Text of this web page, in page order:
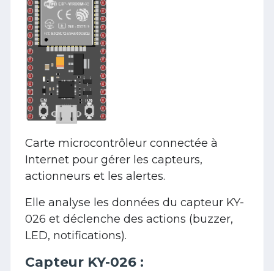
Carte microcontrôleur connectée à
Internet pour gérer les capteurs,
actionneurs et les alertes.
Elle analyse les données du capteur KY-
026 et déclenche des actions (buzzer,
LED, notifications).
Capteur KY-026 :